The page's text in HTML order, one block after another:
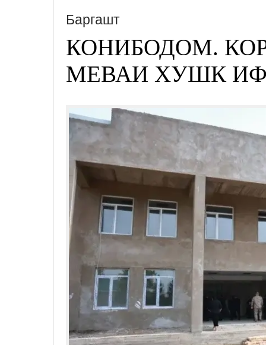
Баргашт
КОНИБОДОМ.
МЕВАИ ХУШК